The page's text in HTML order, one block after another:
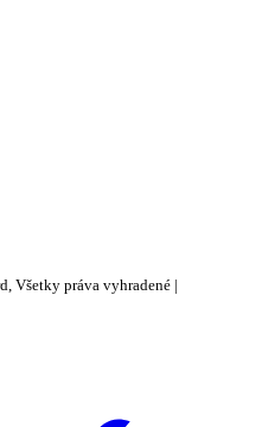
Všetky práva vyhradené |